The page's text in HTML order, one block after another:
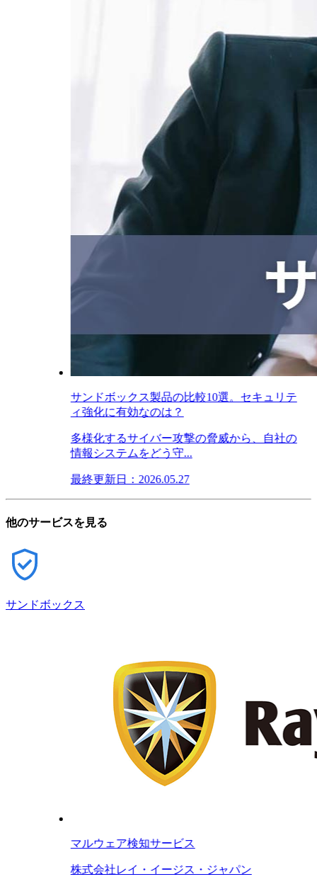
サンドボックス製品の比較10選。セキュリテ
ィ強化に有効なのは？
多様化するサイバー攻撃の脅威から、自社の
情報システムをどう守...
最終更新日：2026.05.27
他のサービスを見る
サンドボックス
マルウェア検知サービス
株式会社レイ・イージス・ジャパン